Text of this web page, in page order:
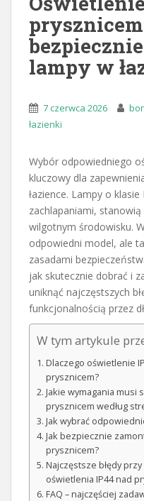
lampy w
7 czerwca 2026
łazienki
Wybór odpowiedniego
kluczowy dla
łazience. Lampy o
zachlapaniami,
wilgotnym środowisku.
odpowiedni model, ale
zasadami
jak skutecznie dobrać i
uniknąć najczęstszych
funkcjonalnością przez
W tym artykule
Dlaczego oświetlenie
prysznicem?
Jakie wymagania musi
prysznicem według
Jak wybrać
Jak bezpiecznie
prysznicem?
Najczęstsze błędy
oświetlenia IP44 nad
FAQ – najczęściej